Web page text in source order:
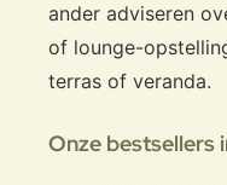
ander adviseren
of lounge-
terras of veranda.
Onze bestsellers